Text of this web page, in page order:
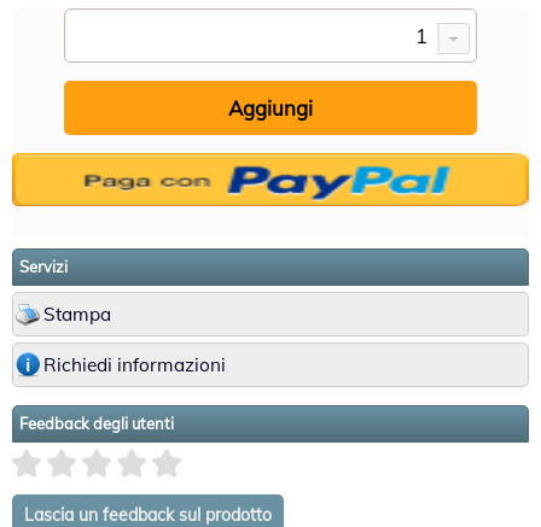
Servizi
Stampa
Richiedi informazioni
Feedback degli utenti